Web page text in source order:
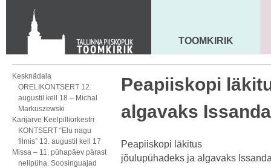
Toom-Kooli 6, 10130 TALLINN
tallinna.toom
+372 644 4140
MAARJA KIRIK
TOOMKIRIK
Kesknädala
ORELIKONTSERT 12.
augustil kell 18 – Michal
Markuszewski
Karijärve Keelpilliorkestri
KONTSERT “Elu nagu
filmis” 13. augustil kell 17
Missa – 11. pühapäev pärast
nelipüha. Soosinguajad
Peapiiskopi
algavaks
Peapiiskopi läkitus
jõulupühadeks ja algavaks